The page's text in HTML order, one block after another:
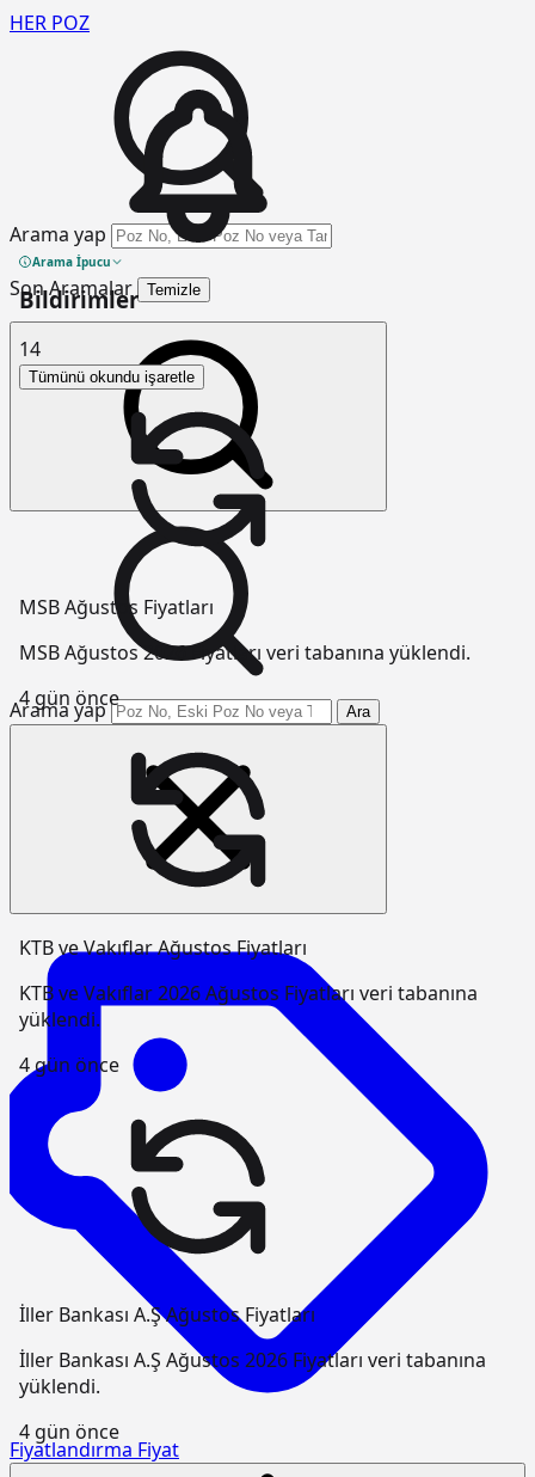
HER POZ
Arama yap
Arama İpucu
Son Aramalar Temizle
Arama yap Ara
Fiyatlandırma Fiyat
Bildirimler
14
Tümünü okundu işaretle
MSB Ağustos Fiyatları
MSB Ağustos 2026 Fiyatları veri tabanına yüklendi.
4 gün önce
KTB ve Vakıflar Ağustos Fiyatları
KTB ve Vakıflar 2026 Ağustos Fiyatları veri tabanına
yüklendi.
4 gün önce
İller Bankası A.Ş Ağustos Fiyatları
İller Bankası A.Ş Ağustos 2026 Fiyatları veri tabanına
yüklendi.
4 gün önce